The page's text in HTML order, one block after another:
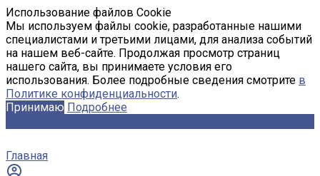
Использование файлов Cookie
Мы используем файлы cookie, разработанные нашими
специалистами и третьими лицами, для анализа событий
на нашем веб-сайте. Продолжая просмотр страниц
нашего сайта, вы принимаете условия его
использования. Более подробные сведения смотрите в
Политике конфиденциальности.
Принимаю Подробнее
Главная